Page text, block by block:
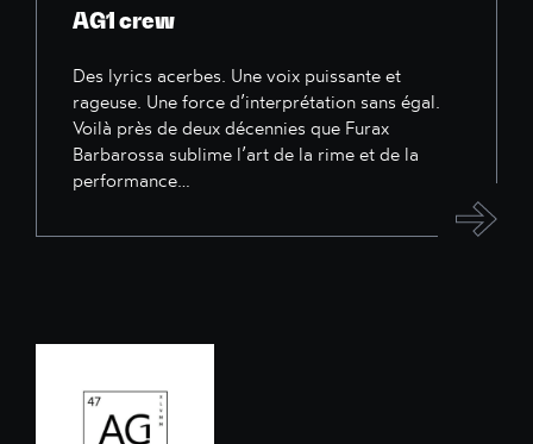
AG1 crew
Des lyrics acerbes. Une voix puissante et
rageuse. Une force d’interprétation sans égal.
Voilà près de deux décennies que Furax
Barbarossa sublime l’art de la rime et de la
performance…